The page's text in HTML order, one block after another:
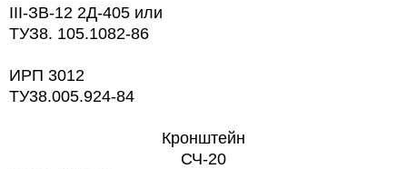
ІІІ-ЗВ-12 2Д-405 или
ТУЗ8. 105.1082-86
ИРП 3012
TУ38.005.924-84
Кронштейн
СЧ-20